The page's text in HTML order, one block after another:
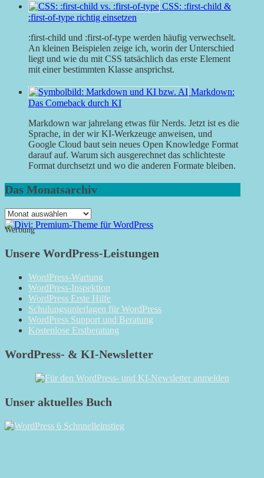
CSS: :first-child &
:first-of-type richtig einsetzen
:first-child und :first-of-type werden häufig verwechselt.
An kleinen Beispielen zeige ich, worin der Unterschied
liegt und wie du mit CSS tatsächlich das erste Element
mit einer bestimmten Klasse ansprichst.
Markdown:
Das Comeback durch KI
Markdown war jahrelang etwas für Nerds. Jetzt ist es die
Sprache, in der wir KI-Werkzeuge anweisen, und
Google Cloud baut sein neues Open Knowledge Format
darauf auf. Warum sich ausgerechnet das schlichteste
Format durchsetzt und wo die anderen Formate bleiben.
Das Monatsarchiv
Das
Monatsarchiv
Werbung
Unsere WordPress-Leistungen
WordPress-Wartung
WordPress-Inspektion
WordPress Erste Hilfe
Schulungsunterlagen für WordPress
WordPress Support und Beratung
Kostenlose Erstberatung
WordPress- & KI-Newsletter
Unser aktuelles Buch